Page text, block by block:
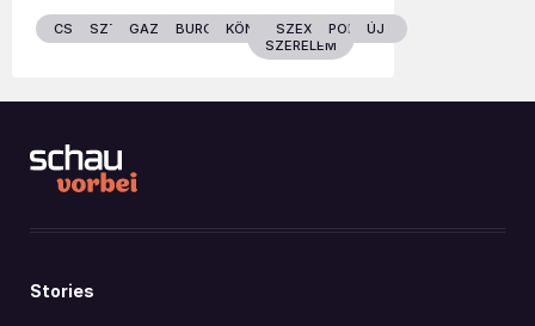
CSALÁDSZTÁROKGAZDASÁGBURGENLANDKÖNYVEKSZEX &
SZERELEM
POLITIKA
ÚJ
Stories